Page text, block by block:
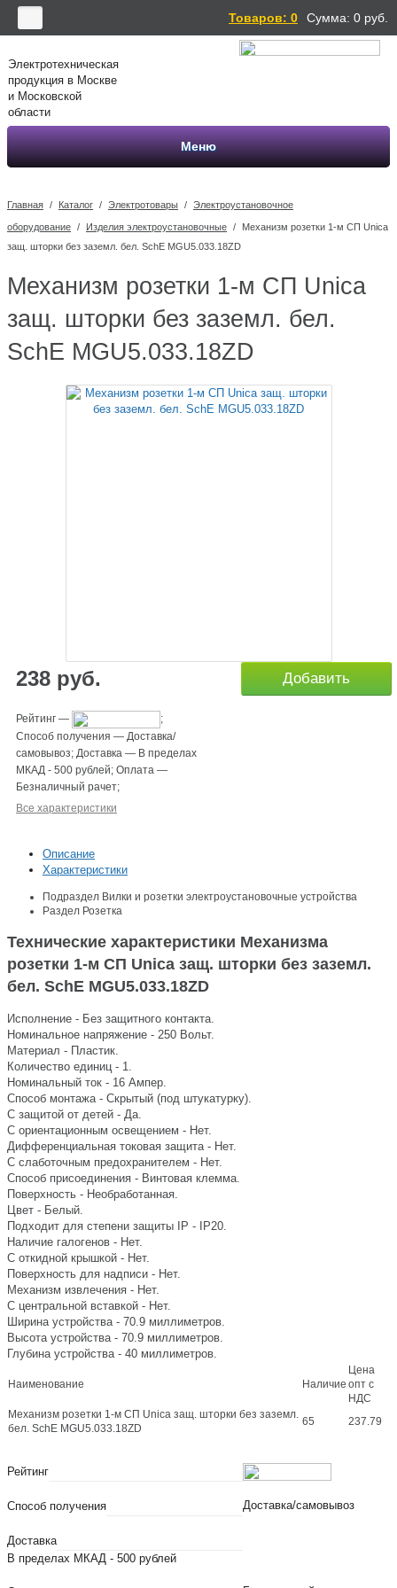
Товаров: 0 Сумма: 0 руб.
Электротехническая
продукция в Москве
и Московской
области
Меню
Главная / Каталог / Электротовары / Электроустановочное
оборудование / Изделия электроустановочные /
Механизм розетки 1-м СП Unica
защ. шторки без заземл. бел. SchE MGU5.033.18ZD
Механизм розетки 1-м СП Unica
защ. шторки без заземл. бел.
SchE MGU5.033.18ZD
238 руб.
Рейтинг —
;
Способ получения — Доставка/
самовывоз; Доставка — В пределах
МКАД - 500 рублей; Оплата —
Безналичный рачет;
Все характеристики
Добавить
Описание
Характеристики
Подраздел Вилки и розетки электроустановочные устройства
Раздел Розетка
Технические характеристики Механизма
розетки 1-м СП Unica защ. шторки без заземл.
бел. SchE MGU5.033.18ZD
Исполнение - Без защитного контакта.
Номинальное напряжение - 250 Вольт.
Материал - Пластик.
Количество единиц - 1.
Номинальный ток - 16 Ампер.
Способ монтажа - Скрытый (под штукатурку).
С защитой от детей - Да.
С ориентационным освещением - Нет.
Дифференциальная токовая защита - Нет.
С слаботочным предохранителем - Нет.
Способ присоединения - Винтовая клемма.
Поверхность - Необработанная.
Цвет - Белый.
Подходит для степени защиты IP - IP20.
Наличие галогенов - Нет.
С откидной крышкой - Нет.
Поверхность для надписи - Нет.
Механизм извлечения - Нет.
С центральной вставкой - Нет.
Ширина устройства - 70.9 миллиметров.
Высота устройства - 70.9 миллиметров.
Глубина устройства - 40 миллиметров.
Наименование Наличие
Цена
опт с
НДС
Механизм розетки 1-м СП Unica защ. шторки без заземл.
бел. SchE MGU5.033.18ZD
65 237.79
Рейтинг
Способ получения Доставка/самовывоз
Доставка
В пределах МКАД - 500 рублей